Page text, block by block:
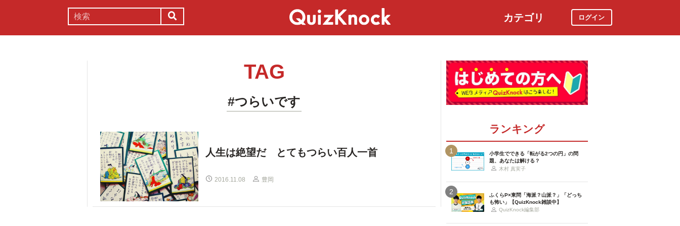
カテゴリ ログイン
TAG
#つらいです
人生は絶望だ とてもつらい百人一首
2016.11.08 豊岡
ランキング
1
小学生でできる「転がる2つの円」の問
題、あなたは解ける？
木村 真実子
2
ふくらP×東問「海派？山派？」「どっち
も怖い」【QuizKnock雑談中】
QuizKnock編集部